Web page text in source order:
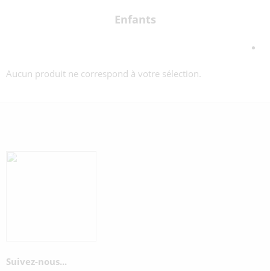
Enfants
Aucun produit ne correspond à votre sélection.
Suivez-nous...